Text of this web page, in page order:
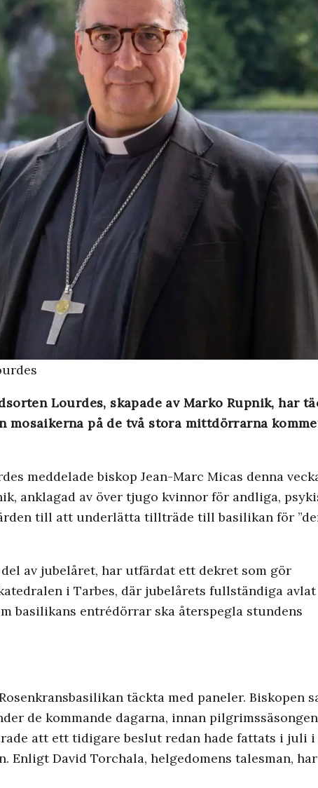
Lourdes, skapade av Marko Rupnik, har
mosaikerna på de två stora mittdörrarna
meddelade biskop Jean-Marc Micas denna
anklagad av över tjugo kvinnor för andliga,
till att underlätta tillträde till basilikan för
av jubelåret, har utfärdat ett dekret som gör
i Tarbes, där jubelårets fullständiga
basilikans entrédörrar ska återspegla stundens
täckta med paneler. Biskopen
de kommande dagarna, innan
att ett tidigare beslut redan hade fattats i juli
Enligt David Torchala, helgedomens talesman, har